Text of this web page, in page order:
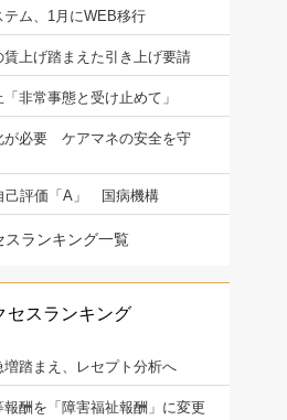
ム、1月にWEB移行
上げ踏まえた引き上げ要請
非常事態と受け止めて」
が必要 ケアマネの安全を守
己評価「A」 国病機構
スランキング一覧
セスランキング
踏まえ、レセプト分析へ
酬を「障害福祉報酬」に変更